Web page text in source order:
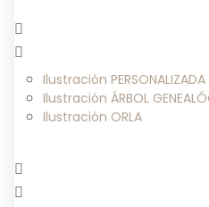
Ilustración PERSONALIZADA
Ilustración ÁRBOL
Ilustración ORLA